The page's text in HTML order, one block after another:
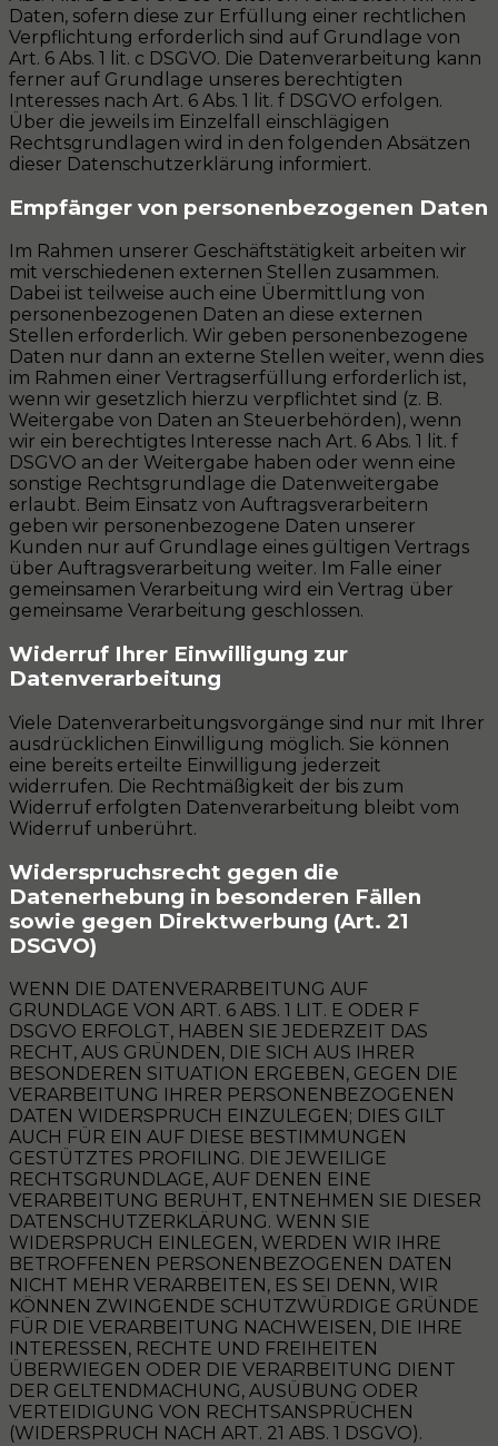
Daten, sofern diese zur Erfüllung einer rechtlichen
Verpflichtung erforderlich sind auf Grundlage von
Art. 6 Abs. 1 lit. c DSGVO. Die Datenverarbeitung kann
ferner auf Grundlage unseres berechtigten
Interesses nach Art. 6 Abs. 1 lit. f DSGVO erfolgen.
Über die jeweils im Einzelfall einschlägigen
Rechtsgrundlagen wird in den folgenden Absätzen
dieser Datenschutzerklärung informiert.
Empfänger von personenbezogenen Daten
Im Rahmen unserer Geschäftstätigkeit arbeiten wir
mit verschiedenen externen Stellen zusammen.
Dabei ist teilweise auch eine Übermittlung von
personenbezogenen Daten an diese externen
Stellen erforderlich. Wir geben personenbezogene
Daten nur dann an externe Stellen weiter, wenn dies
im Rahmen einer Vertragserfüllung erforderlich ist,
wenn wir gesetzlich hierzu verpflichtet sind (z. B.
Weitergabe von Daten an Steuerbehörden), wenn
wir ein berechtigtes Interesse nach Art. 6 Abs. 1 lit. f
DSGVO an der Weitergabe haben oder wenn eine
sonstige Rechtsgrundlage die Datenweitergabe
erlaubt. Beim Einsatz von Auftragsverarbeitern
geben wir personenbezogene Daten unserer
Kunden nur auf Grundlage eines gültigen Vertrags
über Auftragsverarbeitung weiter. Im Falle einer
gemeinsamen Verarbeitung wird ein Vertrag über
gemeinsame Verarbeitung geschlossen.
Widerruf Ihrer Einwilligung zur
Datenverarbeitung
Viele Datenverarbeitungsvorgänge sind nur mit Ihrer
ausdrücklichen Einwilligung möglich. Sie können
eine bereits erteilte Einwilligung jederzeit
widerrufen. Die Rechtmäßigkeit der bis zum
Widerruf erfolgten Datenverarbeitung bleibt vom
Widerruf unberührt.
Widerspruchsrecht gegen die
Datenerhebung in besonderen Fällen
sowie gegen Direktwerbung (Art. 21
DSGVO)
WENN DIE DATENVERARBEITUNG AUF
GRUNDLAGE VON ART. 6 ABS. 1 LIT. E ODER F
DSGVO ERFOLGT, HABEN SIE JEDERZEIT DAS
RECHT, AUS GRÜNDEN, DIE SICH AUS IHRER
BESONDEREN SITUATION ERGEBEN, GEGEN DIE
VERARBEITUNG IHRER PERSONENBEZOGENEN
DATEN WIDERSPRUCH EINZULEGEN; DIES GILT
AUCH FÜR EIN AUF DIESE BESTIMMUNGEN
GESTÜTZTES PROFILING. DIE JEWEILIGE
RECHTSGRUNDLAGE, AUF DENEN EINE
VERARBEITUNG BERUHT, ENTNEHMEN SIE DIESER
DATENSCHUTZERKLÄRUNG. WENN SIE
WIDERSPRUCH EINLEGEN, WERDEN WIR IHRE
BETROFFENEN PERSONENBEZOGENEN DATEN
NICHT MEHR VERARBEITEN, ES SEI DENN, WIR
KÖNNEN ZWINGENDE SCHUTZWÜRDIGE GRÜNDE
FÜR DIE VERARBEITUNG NACHWEISEN, DIE IHRE
INTERESSEN, RECHTE UND FREIHEITEN
ÜBERWIEGEN ODER DIE VERARBEITUNG DIENT
DER GELTENDMACHUNG, AUSÜBUNG ODER
VERTEIDIGUNG VON RECHTSANSPRÜCHEN
(WIDERSPRUCH NACH ART. 21 ABS. 1 DSGVO).